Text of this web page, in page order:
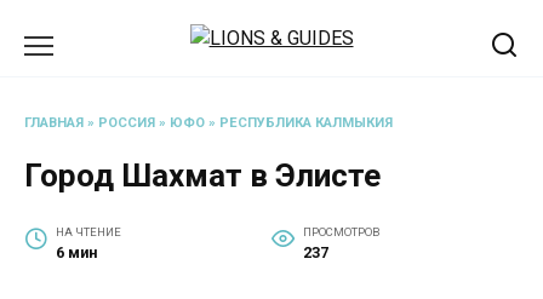
ГЛАВНАЯ » РОССИЯ » ЮФО » РЕСПУБЛИКА КАЛМЫКИЯ
Город Шахмат в Элисте
НА ЧТЕНИЕ
6 мин
ПРОСМОТРОВ
237